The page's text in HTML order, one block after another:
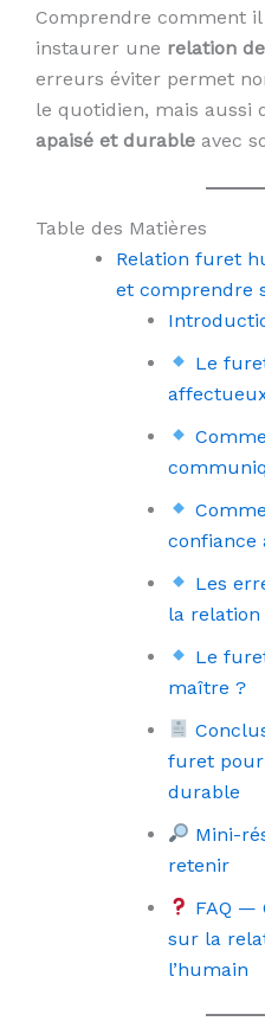
Comprendre comment
instaurer une relation
erreurs éviter permet
le quotidien, mais aussi
apaisé et durable avec
Table des Matières
Relation furet
et comprendre
Le
confiance
Les
la relation
Le
maître ?
furet
durable
Mini-
retenir
FAQ —
sur la
l’humain